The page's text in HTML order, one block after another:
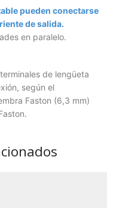
pueden conectarse
de salida.
en paralelo.
de lengüeta
según el
Faston (6,3 mm)